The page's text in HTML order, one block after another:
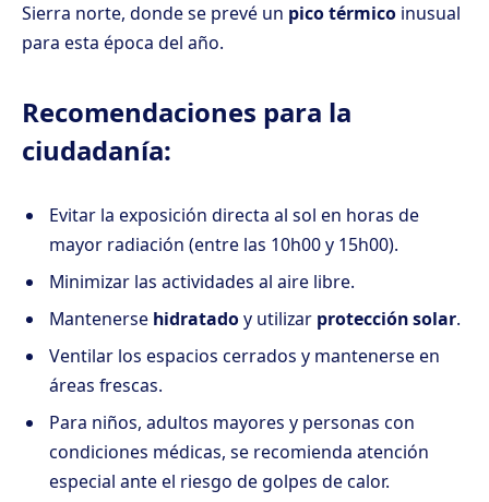
Sierra norte, donde se prevé un pico térmico inusual
para esta época del año.
Recomendaciones para la
ciudadanía:
Evitar la exposición directa al sol en horas de
mayor radiación (entre las 10h00 y 15h00).
Minimizar las actividades al aire libre.
Mantenerse hidratadoy utilizar protección solar.
Ventilar los espacios cerrados y mantenerse en
áreas frescas.
Para niños, adultos mayores y personas con
condiciones médicas, se recomienda atención
especial ante el riesgo de golpes de calor.